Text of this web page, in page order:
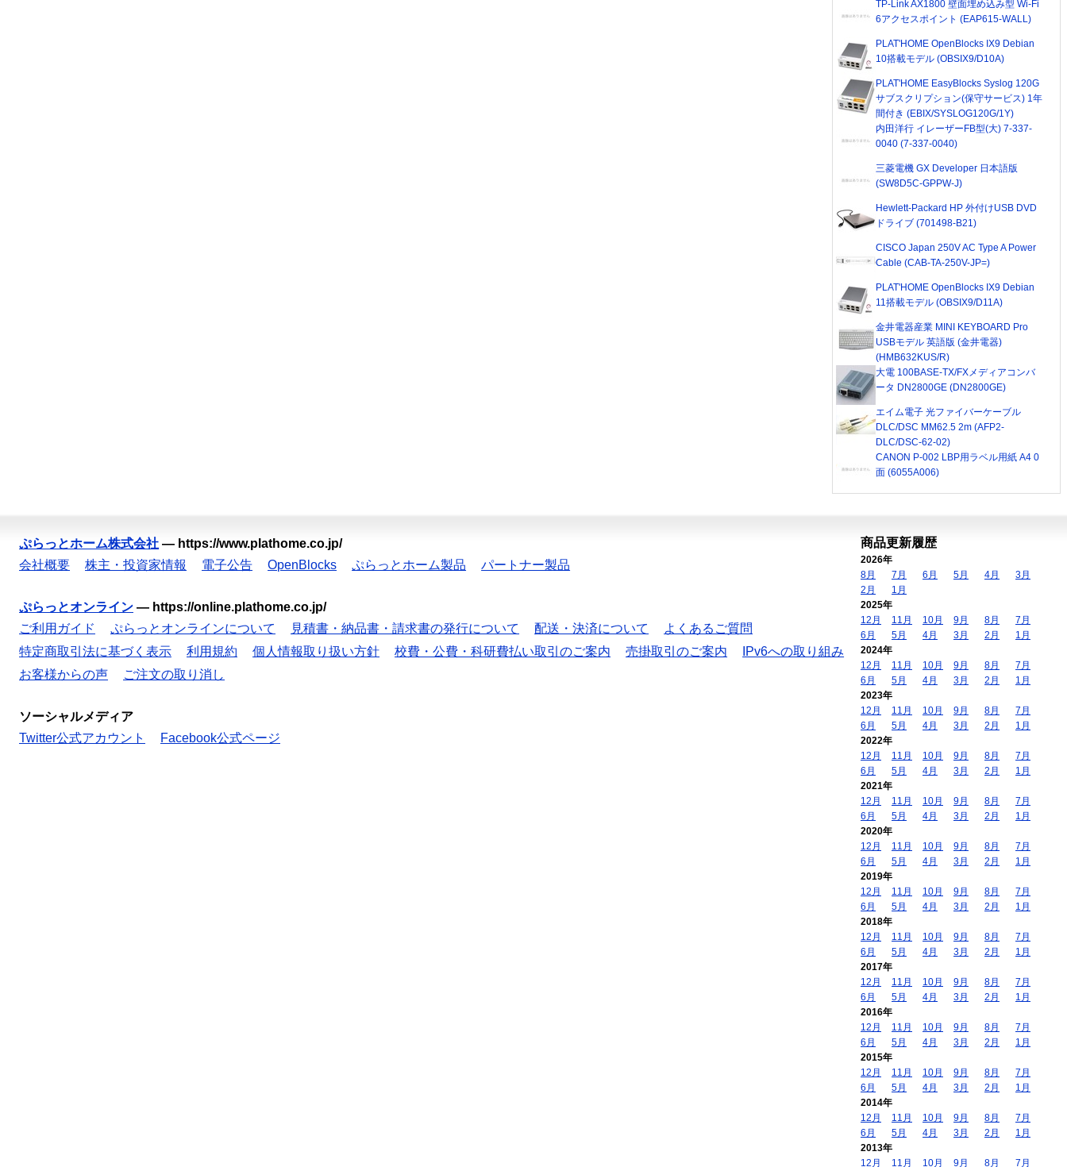
TP-Link AX1800 壁面埋め込み型 Wi-Fi
6アクセスポイント (EAP615-WALL)
PLAT'HOME OpenBlocks IX9 Debian
10搭載モデル (OBSIX9/D10A)
PLAT'HOME EasyBlocks Syslog 120G
サブスクリプション(保守サービス) 1年
間付き (EBIX/SYSLOG120G/1Y)
内田洋行 イレーザーFB型(大) 7-337-
0040 (7-337-0040)
三菱電機 GX Developer 日本語版
(SW8D5C-GPPW-J)
Hewlett-Packard HP 外付けUSB DVD
ドライブ (701498-B21)
CISCO Japan 250V AC Type A Power
Cable (CAB-TA-250V-JP=)
PLAT'HOME OpenBlocks IX9 Debian
11搭載モデル (OBSIX9/D11A)
金井電器産業 MINI KEYBOARD Pro
USBモデル 英語版 (金井電器)
(HMB632KUS/R)
大電 100BASE-TX/FXメディアコンバ
ータ DN2800GE (DN2800GE)
エイム電子 光ファイバーケーブル
DLC/DSC MM62.5 2m (AFP2-
DLC/DSC-62-02)
CANON P-002 LBP用ラベル用紙 A4 0
面 (6055A006)
ぷらっとホーム株式会社 — https://www.plathome.co.jp/
会社概要
株主・投資家情報 電子公告 OpenBlocks ぷらっとホーム製品 パートナー製品
ぷらっとオンライン — https://online.plathome.co.jp/
ご利用ガイド
ぷらっとオンラインについて 見積書・納品書・請求書の発行について 配送・決済について
よくあるご質問
特定商取引法に基づく表示
利用規約 個人情報取り扱い方針 校費・公費・科研費払い取引のご案内 売掛取引のご案内
IPv6への取り組み
お客様からの声
ご注文の取り消し
ソーシャルメディア
Twitter公式アカウント
Facebook公式ページ
商品更新履歴
2026年
8月
7月 6月 5月 4月
3月
2月
1月
2025年
12月
11月 10月 9月 8月
7月
6月
5月 4月 3月 2月
1月
2024年
12月
11月 10月 9月 8月
7月
6月
5月 4月 3月 2月
1月
2023年
12月
11月 10月 9月 8月
7月
6月
5月 4月 3月 2月
1月
2022年
12月
11月 10月 9月 8月
7月
6月
5月 4月 3月 2月
1月
2021年
12月
11月 10月 9月 8月
7月
6月
5月 4月 3月 2月
1月
2020年
12月
11月 10月 9月 8月
7月
6月
5月 4月 3月 2月
1月
2019年
12月
11月 10月 9月 8月
7月
6月
5月 4月 3月 2月
1月
2018年
12月
11月 10月 9月 8月
7月
6月
5月 4月 3月 2月
1月
2017年
12月
11月 10月 9月 8月
7月
6月
5月 4月 3月 2月
1月
2016年
12月
11月 10月 9月 8月
7月
6月
5月 4月 3月 2月
1月
2015年
12月
11月 10月 9月 8月
7月
6月
5月 4月 3月 2月
1月
2014年
12月
11月 10月 9月 8月
7月
6月
5月 4月 3月 2月
1月
2013年
12月
11月 10月 9月 8月 7月